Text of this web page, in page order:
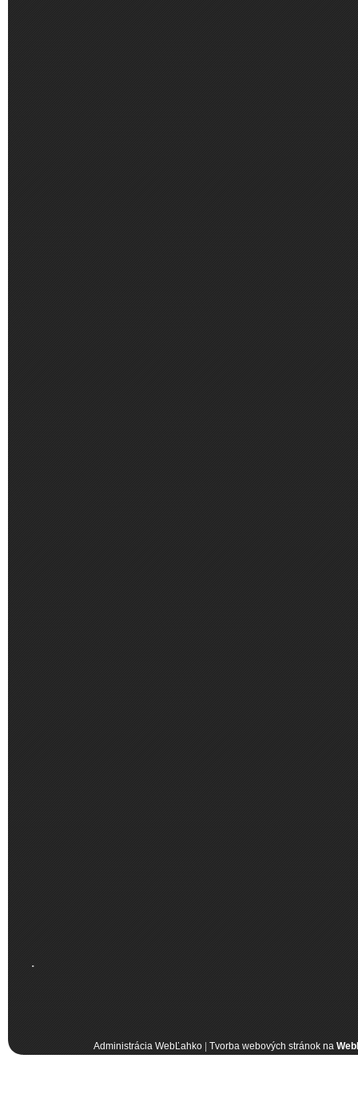
.
Administrácia WebĽahko| Tvorba webových stránok na